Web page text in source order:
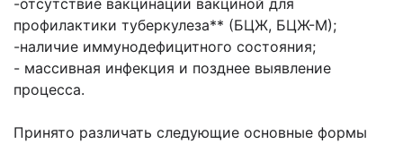
-отсутствие вакцинации вакциной для
профилактики туберкулеза** (БЦЖ, БЦЖ-М);
-наличие иммунодефицитного состояния;
- массивная инфекция и позднее выявление
процесса.
Принято различать следующие основные формы